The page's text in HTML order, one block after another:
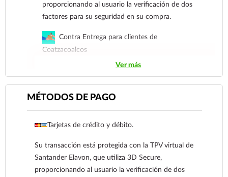
proporcionando al usuario la verificación de dos
factores para su seguridad en su compra.
Contra Entrega para clientes de
Coatzacoalcos
Transferencia Bancaria a nombre de Farmacia
cuenta: Clave: 014854655008143954
su comprobante de pago a al siguiente correo
Ver más
MÉTODOS DE PAGO
Tarjetas de crédito y débito.
Su transacción está protegida con la TPV virtual de
Santander Elavon, que utiliza 3D Secure,
proporcionando al usuario la verificación de dos